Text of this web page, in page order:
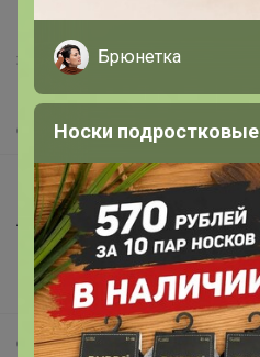
Написать в поддержку
Защита покупателя
Помощь
О нас
Все предложения
Анонсы
Новости
Поддержка альпак
Самое выгодное
Брюнетка
Носки подростковые